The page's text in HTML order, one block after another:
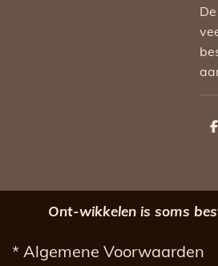
D
Ont-wikkelen is soms
* Algemene Voorwaarden